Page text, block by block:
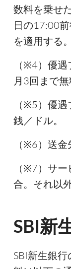
数料を乗せ
日の17:00
を適用する。
（※4）優
月3回まで無
（※5）優
銭／ドル。
（※6）送
（※7）サ
合。それ以
SBI新
SBI新生銀